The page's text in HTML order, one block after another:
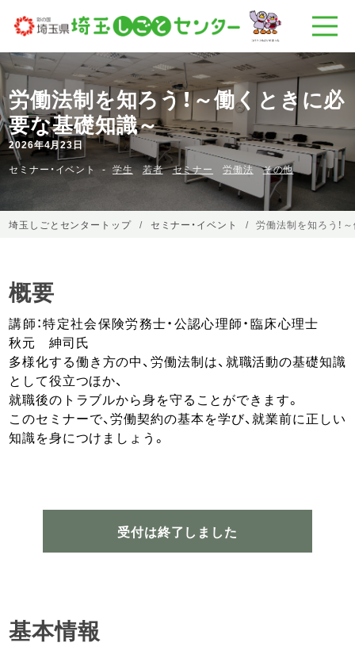
労働法制を知ろう！～働くときに必
要な基礎知識～
2026年4月23日
セミナー・イベント
学生 若者 セミナー 労働法 その他
埼玉しごとセンタートップ セミナー・イベント 労働法制を知ろう！
概要
講師：特定社会保険労務士・公認心理師・臨床心理士
秋元 紳司氏
多様化する働き方の中、労働法制は、就職活動の基礎知識
として役立つほか、
就職後のトラブルから身を守ることができます。
このセミナーで、労働契約の基本を学び、就業前に正しい
知識を身につけましょう。
受付は終了しました
基本情報